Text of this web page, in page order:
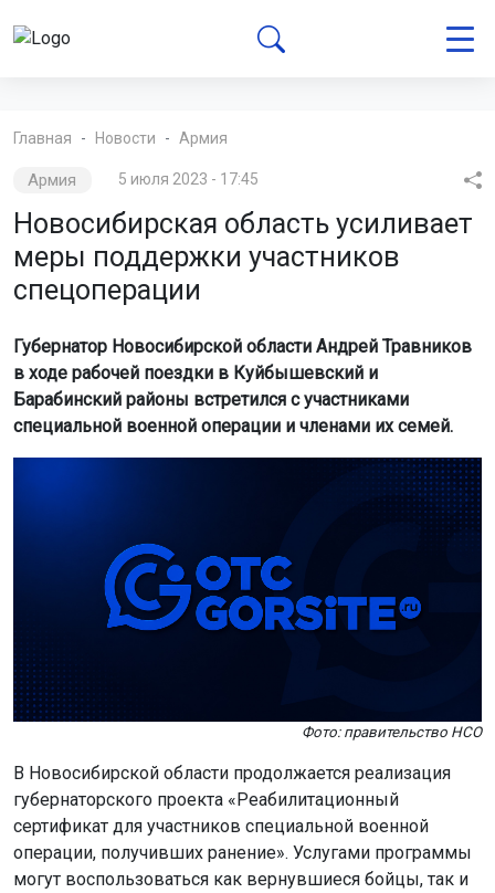
Главная Новости Армия
Армия 5 июля 2023 - 17:45
Новосибирская область усиливает
меры поддержки участников
спецоперации
Губернатор Новосибирской области Андрей Травников
в ходе рабочей поездки в Куйбышевский и
Барабинский районы встретился с участниками
специальной военной операции и членами их семей.
Фото: правительство НСО
В Новосибирской области продолжается реализация
губернаторского проекта «Реабилитационный
сертификат для участников специальной военной
операции, получивших ранение». Услугами программы
могут воспользоваться как вернувшиеся бойцы, так и